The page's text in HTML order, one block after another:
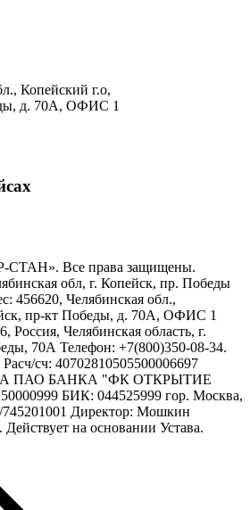
Копейский г.о,
д. 70А, ОФИС 1
Все права защищены.
обл, г. Копейск, пр. Победы
456620, Челябинская обл.,
пр-кт Победы, д. 70А, ОФИС 1
Россия, Челябинская область, г.
70А Телефон: +7(800)350-08-34.
сч: 40702810505500006697
ПАО БАНКА "ФК ОТКРЫТИЕ
БИК: 044525999 гор. Москва,
Директор: Мошкин
на основании Устава.